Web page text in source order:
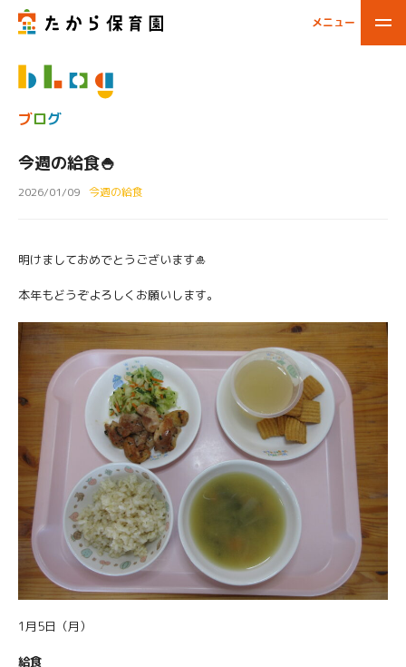
メニュー
ブログ
今週の給食🍚
2026/01/09 今週の給食
明けましておめでとうございます🎍
本年もどうぞよろしくお願いします。
1月5日（月）
給食